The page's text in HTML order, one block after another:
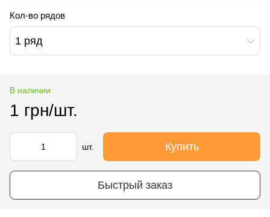
Кол-во рядов
1 ряд
В наличии
1 грн/шт.
шт. Купить
Быстрый заказ